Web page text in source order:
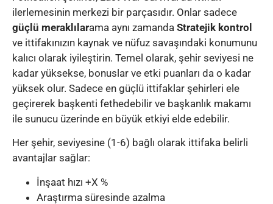
ilerlemesinin merkezi bir parçasıdır. Onlar sadece
güçlü meraklılarama aynı zamanda Stratejik kontrol
ve ittifakınızın kaynak ve nüfuz savaşındaki konumunu
kalıcı olarak iyileştirin. Temel olarak, şehir seviyesi ne
kadar yüksekse, bonuslar ve etki puanları da o kadar
yüksek olur. Sadece en güçlü ittifaklar şehirleri ele
geçirerek başkenti fethedebilir ve başkanlık makamı
ile sunucu üzerinde en büyük etkiyi elde edebilir.
Her şehir, seviyesine (1-6) bağlı olarak ittifaka belirli
avantajlar sağlar:
İnşaat hızı +X %
Araştırma süresinde azalma